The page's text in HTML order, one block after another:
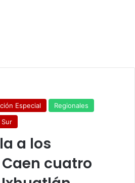
Especial
Regionales
a los
cuatro